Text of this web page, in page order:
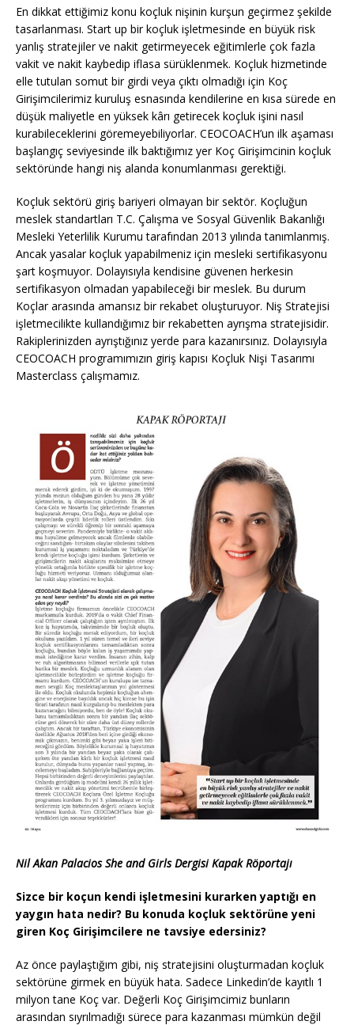
En dikkat ettiğimiz konu koçluk nişinin kurşun geçirmez şekilde
tasarlanması. Start up bir koçluk işletmesinde en büyük risk
yanlış stratejiler ve nakit getirmeyecek eğitimlerle çok fazla
vakit ve nakit kaybedip iflasa sürüklenmek. Koçluk hizmetinde
elle tutulan somut bir girdi veya çıktı olmadığı için Koç
Girişimcilerimiz kuruluş esnasında kendilerine en kısa sürede en
düşük maliyetle en yüksek kârı getirecek koçluk işini nasıl
kurabileceklerini göremeyebiliyorlar. CEOCOACH’un ilk aşaması
başlangıç seviyesinde ilk baktığımız yer Koç Girişimcinin koçluk
sektöründe hangi niş alanda konumlanması gerektiği.
Koçluk sektörü giriş bariyeri olmayan bir sektör. Koçluğun
meslek standartları T.C. Çalışma ve Sosyal Güvenlik Bakanlığı
Mesleki Yeterlilik Kurumu tarafından 2013 yılında tanımlanmış.
Ancak yasalar koçluk yapabilmeniz için mesleki sertifikasyonu
şart koşmuyor. Dolayısıyla kendisine güvenen herkesin
sertifikasyon olmadan yapabileceği bir meslek. Bu durum
Koçlar arasında amansız bir rekabet oluşturuyor. Niş Stratejisi
işletmecilikte kullandığımız bir rekabetten ayrışma stratejisidir.
Rakiplerinizden ayrıştığınız yerde para kazanırsınız. Dolayısıyla
CEOCOACH programımızın giriş kapısı Koçluk Nişi Tasarımı
Masterclass çalışmamız.
Nil Akan Palacios She and Girls Dergisi Kapak Röportajı
Sizce bir koçun kendi işletmesini kurarken yaptığı en
yaygın hata nedir? Bu konuda koçluk sektörüne yeni
giren Koç Girişimcilere ne tavsiye edersiniz?
Az önce paylaştığım gibi, niş stratejisini oluşturmadan koçluk
sektörüne girmek en büyük hata. Sadece Linkedin’de kayıtlı 1
milyon tane Koç var. Değerli Koç Girişimcimiz bunların
arasından sıyrılmadığı sürece para kazanması mümkün değil